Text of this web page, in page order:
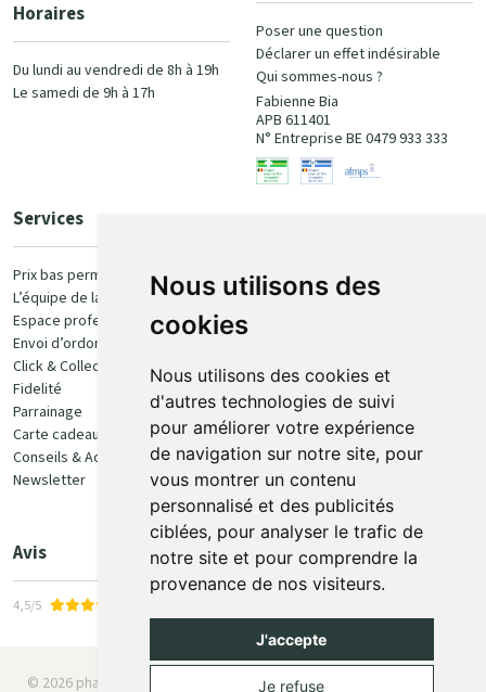
Nous utilisons des
cookies
Nous utilisons des cookies et
d'autres technologies de suivi
pour améliorer votre expérience
de navigation sur notre site, pour
vous montrer un contenu
personnalisé et des publicités
ciblées, pour analyser le trafic de
notre site et pour comprendre la
provenance de nos visiteurs.
J'accepte
Je refuse
Horaires
Du lundi au vendredi de 8h à 19h
Le samedi de 9h à 17h
Poser une question
Déclarer un effet indésirable
Qui sommes-nous ?
Fabienne Bia
APB 611401
N° Entreprise BE 0479 933 333
Services
Prix bas permanent
L’équipe de la pharmacie
Espace professionnel
Envoi d’ordonnance
Click & Collect
Fidelité
Parrainage
Carte cadeau
Conseils & Actualités
Newsletter
Avis
4,5/5
100% sécurisé
Retrait et livraison
Retrait en Click & Collect
Livraison à domicile
Livraison en Point Relais
© 2026 pharmaone.be Tous droits réservés